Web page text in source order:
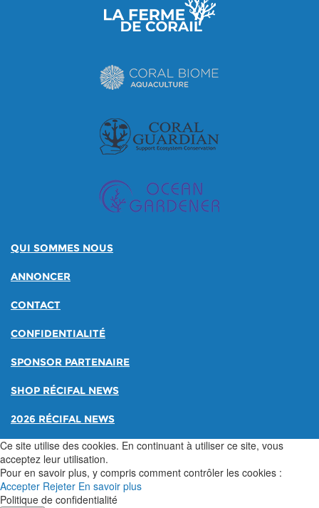
QUI SOMMES NOUS
ANNONCER
CONTACT
CONFIDENTIALITÉ
SPONSOR PARTENAIRE
SHOP RÉCIFAL NEWS
2026 RÉCIFAL NEWS
Ce site utilise des cookies. En continuant à utiliser ce site, vous
acceptez leur utilisation.
Pour en savoir plus, y compris comment contrôler les cookies :
Accepter Rejeter En savoir plus
Politique de confidentialité